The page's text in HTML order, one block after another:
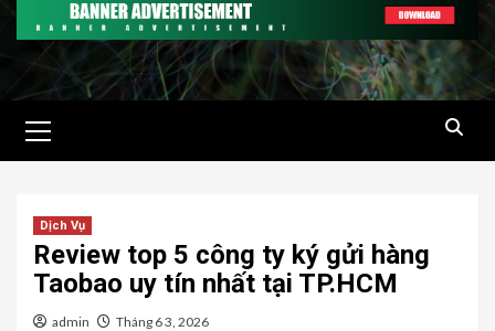
Menu
Dịch Vụ
Review top 5 công ty ký gửi hàng
Taobao uy tín nhất tại TP.HCM
admin Tháng 6 3, 2026